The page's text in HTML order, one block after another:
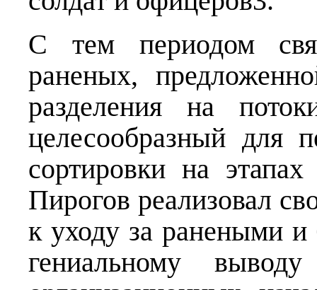
С тем периодом
раненых,
разделения на
целесообразный для
сортировки на
Пирогов реализовал
к уходу за ранеными
гениальному